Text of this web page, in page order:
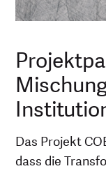
Das Projekt
dass die